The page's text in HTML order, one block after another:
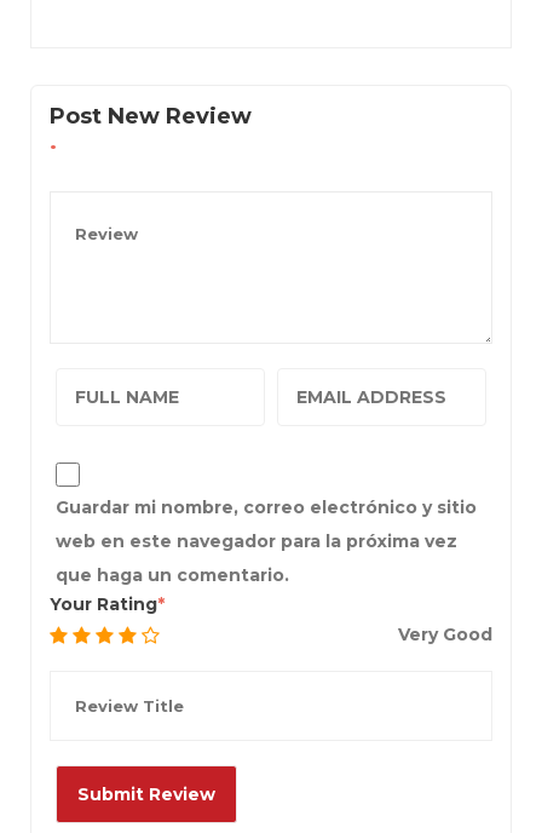
Post New Review
Guardar mi nombre, correo electrónico y sitio
web en este navegador para la próxima vez
que haga un comentario.
Your Rating
Very Good